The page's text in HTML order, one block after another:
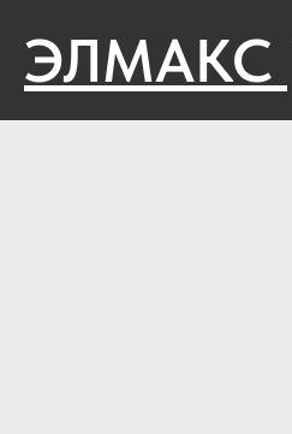
ЭЛМАКС